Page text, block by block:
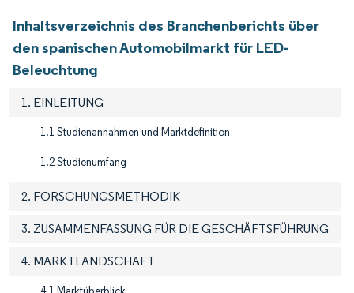
Inhaltsverzeichnis des Branchenberichts über
den spanischen Automobilmarkt für LED-
Beleuchtung
1. EINLEITUNG
1.1 Studienannahmen und Marktdefinition
1.2 Studienumfang
2. FORSCHUNGSMETHODIK
3. ZUSAMMENFASSUNG FÜR DIE GESCHÄFTSFÜHRUNG
4. MARKTLANDSCHAFT